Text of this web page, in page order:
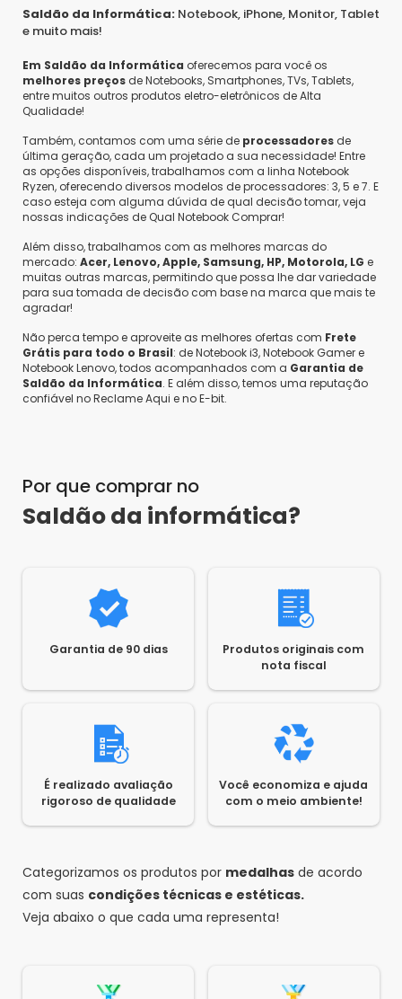
Saldão da Informática: Notebook, iPhone, Monitor, Tablet
e muito mais!
Em Saldão da Informática oferecemos para você os
melhores preços de Notebooks, Smartphones, TVs, Tablets,
entre muitos outros produtos eletro-eletrônicos de Alta
Qualidade!
Também, contamos com uma série de processadores de
última geração, cada um projetado a sua necessidade! Entre
as opções disponíveis, trabalhamos com a linha Notebook
Ryzen, oferecendo diversos modelos de processadores: 3, 5 e 7. E
caso esteja com alguma dúvida de qual decisão tomar, veja
nossas indicações de Qual Notebook Comprar!
Além disso, trabalhamos com as melhores marcas do
mercado: Acer, Lenovo, Apple, Samsung, HP, Motorola, LG e
muitas outras marcas, permitindo que possa lhe dar variedade
para sua tomada de decisão com base na marca que mais te
agradar!
Não perca tempo e aproveite as melhores ofertas com Frete
Grátis para todo o Brasil: de Notebook i3, Notebook Gamer e
Notebook Lenovo, todos acompanhados com a Garantia de
Saldão da Informática. E além disso, temos uma reputação
confiável no Reclame Aqui e no E-bit.
Por que comprar no
Saldão da informática?
Garantia de 90 dias
Produtos originais com
nota fiscal
É realizado avaliação
rigoroso de qualidade
Você economiza e ajuda
com o meio ambiente!
Categorizamos os produtos por medalhas de acordo
com suas condições técnicas e estéticas.
Veja abaixo o que cada uma representa!